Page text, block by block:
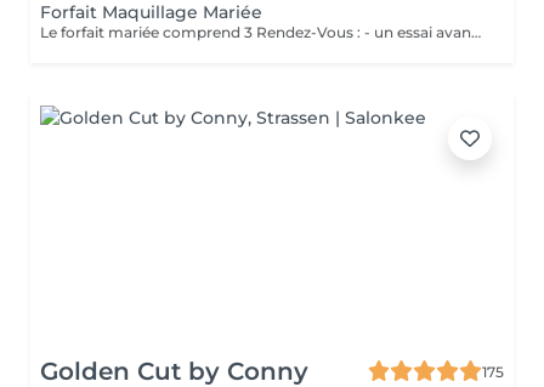
Forfait Maquillage Mariée
Le forfait mariée comprend 3 Rendez-Vous : - un essai avant la prestation du jour J ( Afin de déterminer vos besoins, vos envies, la thématique de cette journée ) - une épilation des sourcils ( Pour ouvrir, & sublimer le regard ) - Maquillage Jour J ( Réalisation du maquillage décidé lors du rendez-vous test )
Golden Cut by Conny
175